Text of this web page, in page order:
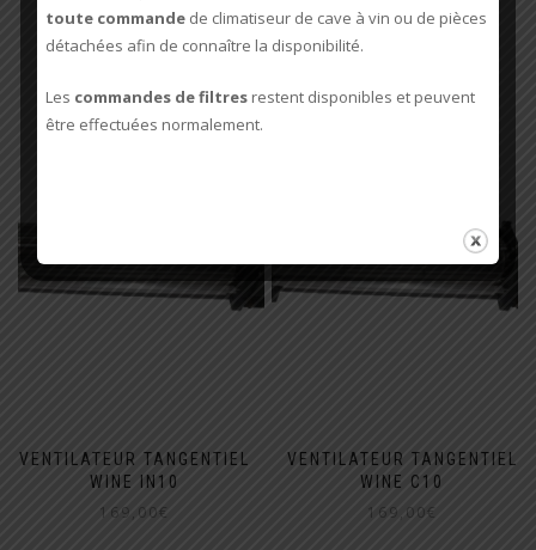
VENTILATEUR TANGENTIEL
WINE IN10
169,00€
VENTILATEUR TANGENTIEL
WINE C10
169,00€
toute commande de climatiseur de cave à vin ou de pièces
détachées afin de connaître la disponibilité.
Les commandes de filtres restent disponibles et peuvent
être effectuées normalement.